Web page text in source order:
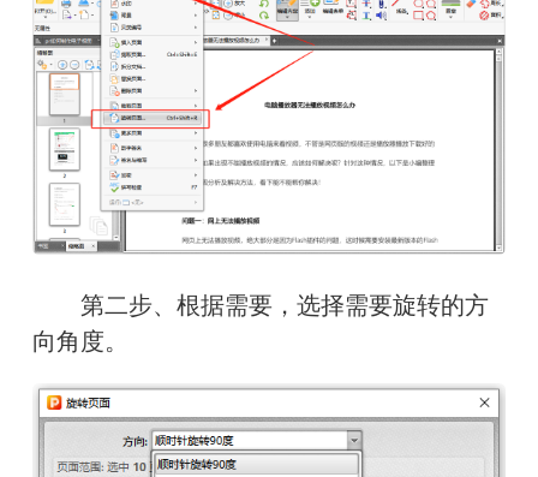
第二步、根据需要，选择需要旋转的方
向角度。